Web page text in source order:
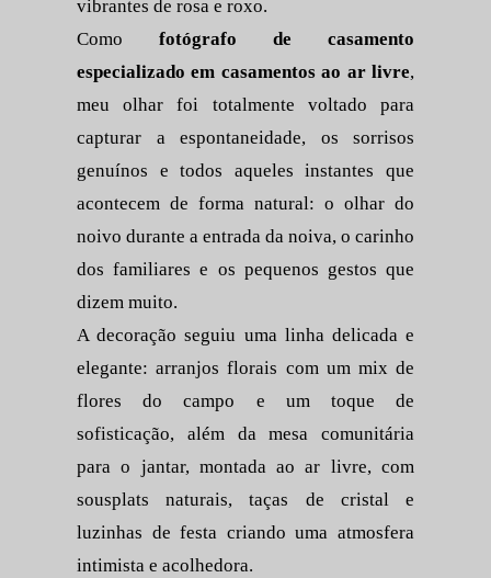
vibrantes de rosa e roxo.
Como fotógrafo de casamento
especializado em casamentos ao ar livre,
meu olhar foi totalmente voltado para
capturar a espontaneidade, os sorrisos
genuínos e todos aqueles instantes que
acontecem de forma natural: o olhar do
noivo durante a entrada da noiva, o carinho
dos familiares e os pequenos gestos que
dizem muito.
A decoração seguiu uma linha delicada e
elegante: arranjos florais com um mix de
flores do campo e um toque de
sofisticação, além da mesa comunitária
para o jantar, montada ao ar livre, com
sousplats naturais, taças de cristal e
luzinhas de festa criando uma atmosfera
intimista e acolhedora.